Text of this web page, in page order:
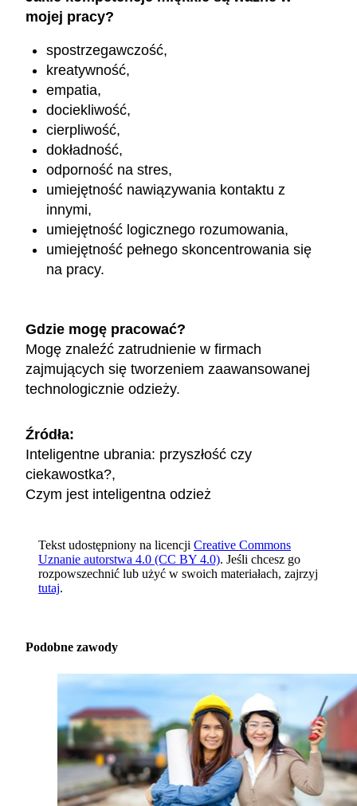
mojej pracy?
spostrzegawczość,
kreatywność,
empatia,
dociekliwość,
cierpliwość,
dokładność,
odporność na stres,
umiejętność nawiązywania kontaktu z
innymi,
umiejętność logicznego rozumowania,
umiejętność pełnego skoncentrowania się
na pracy.
Gdzie mogę pracować?
Mogę znaleźć zatrudnienie w firmach
zajmujących się tworzeniem zaawansowanej
technologicznie odzieży.
Źródła:
Inteligentne ubrania: przyszłość czy
ciekawostka?,
Czym jest inteligentna odzież
Tekst udostępniony na licencji Creative Commons
Uznanie autorstwa 4.0 (CC BY 4.0). Jeśli chcesz go
rozpowszechnić lub użyć w swoich materiałach, zajrzyj
tutaj.
Podobne zawody